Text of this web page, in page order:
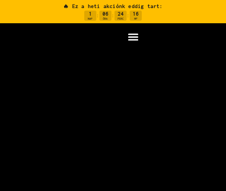
🔥 Ez a heti akciónk eddig tart:
1
NAP
: 06
ÓRA
: 24
PERC
: 15
MP